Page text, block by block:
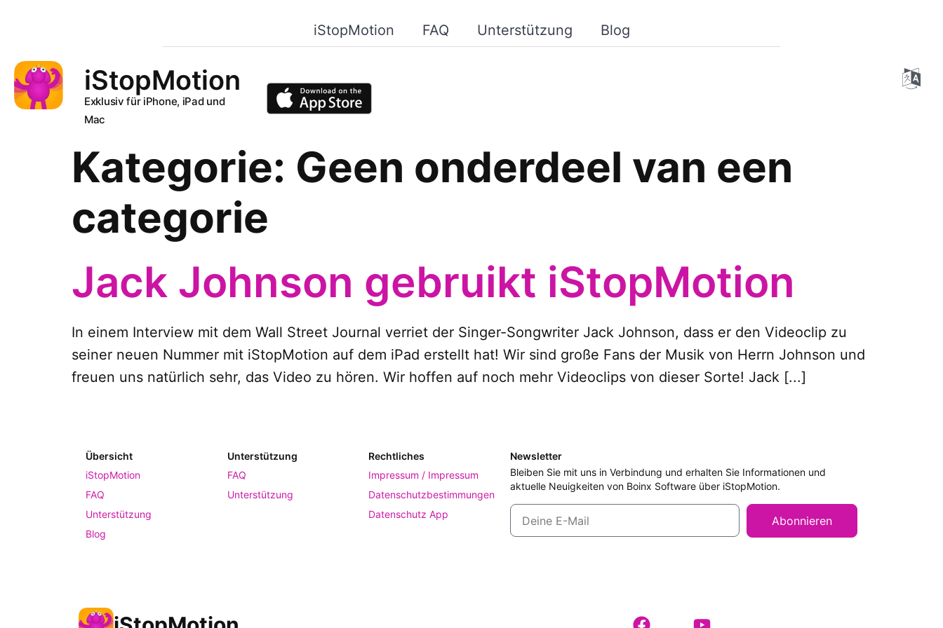
iStopMotion FAQ Unterstützung Blog
iStopMotion
Exklusiv für iPhone, iPad und
Mac
Kategorie: Geen onderdeel van een
categorie
Jack Johnson gebruikt iStopMotion
In einem Interview mit dem Wall Street Journal verriet der Singer-Songwriter Jack Johnson, dass er den Videoclip zu
seiner neuen Nummer mit iStopMotion auf dem iPad erstellt hat! Wir sind große Fans der Musik von Herrn Johnson und
freuen uns natürlich sehr, das Video zu hören. Wir hoffen auf noch mehr Videoclips von dieser Sorte! Jack [...]
Übersicht
iStopMotion
FAQ
Unterstützung
Blog
Unterstützung
FAQ
Unterstützung
Rechtliches
Impressum / Impressum
Datenschutzbestimmungen
Datenschutz App
Newsletter
Bleiben Sie mit uns in Verbindung und erhalten Sie Informationen und
aktuelle Neuigkeiten von Boinx Software über iStopMotion.
Abonnieren